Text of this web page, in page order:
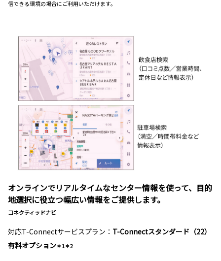
信できる環境の場合にご利用いただけます。
オンラインでリアルタイムなセンター情報を使って、目的
地選択に役立つ幅広い情報をご提供します。
コネクティッドナビ
対応T-Connectサービスプラン： T-Connectスタンダード（22）
有料オプション＊1＊2